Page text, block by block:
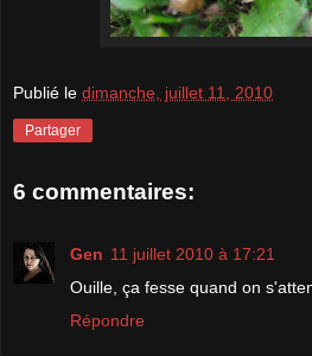
Publié le dimanche, juillet 11, 2010
Partager
6 commentaires:
Gen 11 juillet 2010 à 17:21
Ouille, ça fesse quand on
Répondre